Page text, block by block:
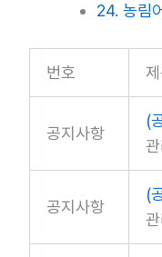
24. 농림
번호
공지사항
(
공지사항
(